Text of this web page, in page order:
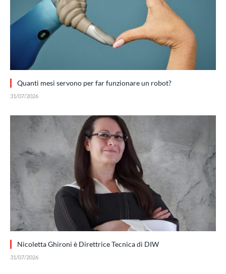
Quanti mesi servono per far funzionare un robot?
31/07/2026
Nicoletta Ghironi è Direttrice Tecnica di DIW
31/07/2026